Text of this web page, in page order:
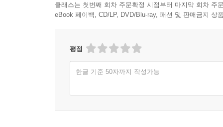
클래스는 첫번째 회차 주문확정 시점부터 마지막 회차 주
eBook 페이백, CD/LP, DVD/Blu-ray, 패션 및 판매금지 상
평점
한글 기준 50자까지 작성가능